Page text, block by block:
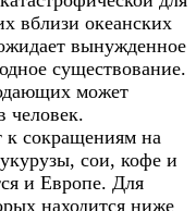
вблизи океанских
вынужденное
существование.
может
человек.
к сокращениям на
сои, кофе и
и Европе. Для
находится ниже